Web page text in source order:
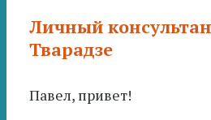
Личный
Тварадзе
Павел, привет!